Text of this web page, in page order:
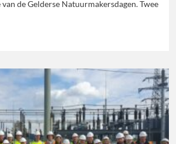
de Gelderse Natuurmakersdagen. Twee